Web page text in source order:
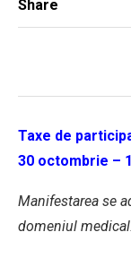
Share
Taxe de
30 octombrie –
Manifestarea se
domeniul medical.